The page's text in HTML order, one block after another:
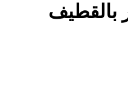
بالقطيف